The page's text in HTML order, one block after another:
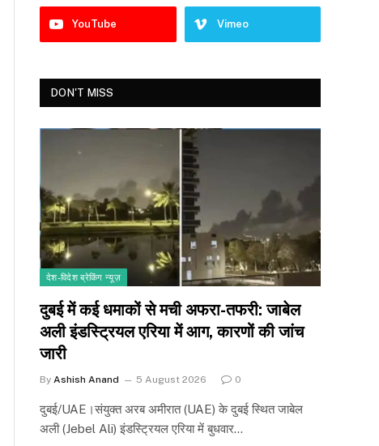
YouTube Vimeo
DON'T MISS
देश-विदेश ब्रेकिंग न्यूज़
दुबई में कई धमाकों से मची अफरा-तफरी: जाबेल
अली इंडस्ट्रियल एरिया में आग, कारणों की जांच
जारी
By Ashish Anand 5 August 2026 0
दुबई/UAE।संयुक्त अरब अमीरात (UAE) के दुबई स्थित जाबेल
अली (Jebel Ali) इंडस्ट्रियल एरिया में बुधवार…